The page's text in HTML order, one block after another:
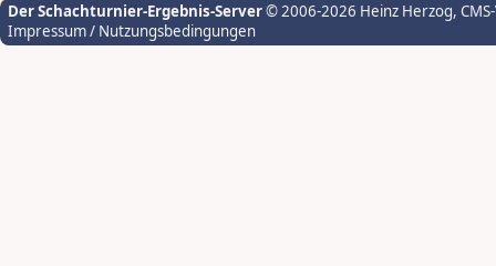
Der Schachturnier-Ergebnis-Server© 2006-2026 Heinz Herzog,
Impressum / Nutzungsbedingungen